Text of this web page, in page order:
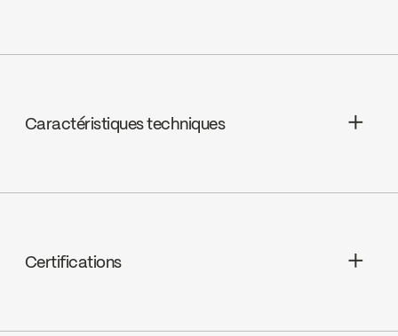
Caractéristiques techniques
Céramique, FC9M14
Certifications